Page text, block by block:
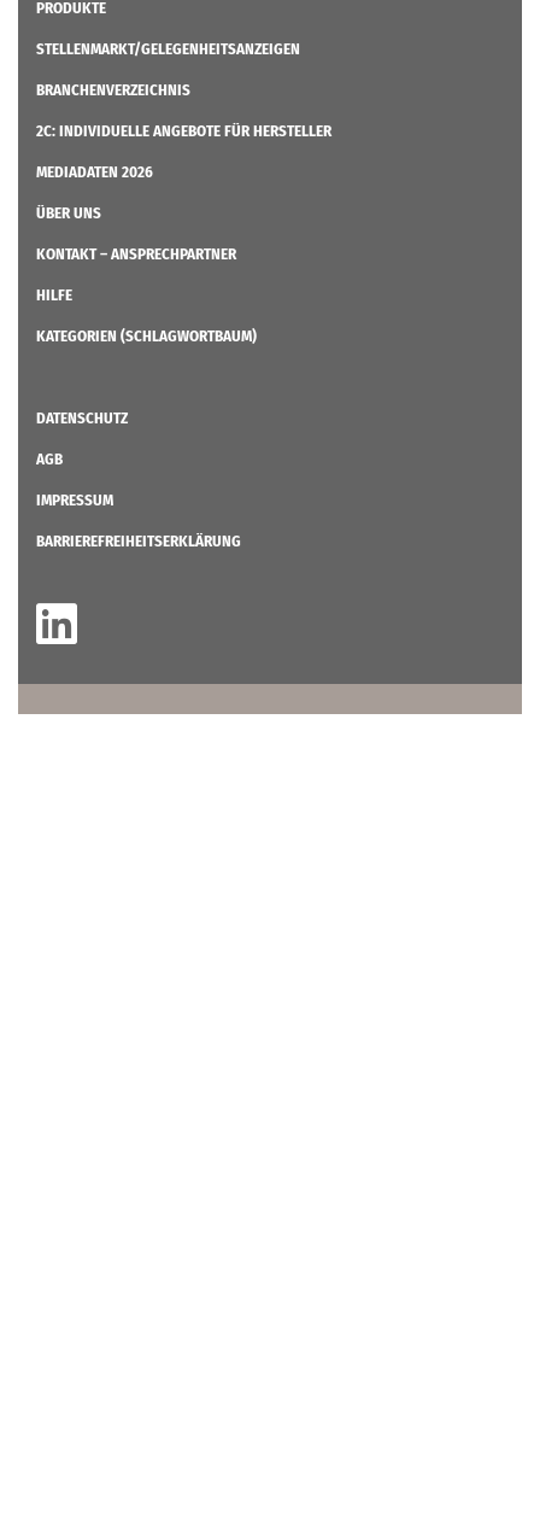
PRODUKTE
STELLENMARKT/GELEGENHEITSANZEIGEN
BRANCHENVERZEICHNIS
2C: INDIVIDUELLE ANGEBOTE FÜR HERSTELLER
MEDIADATEN 2026
ÜBER UNS
KONTAKT – ANSPRECHPARTNER
HILFE
KATEGORIEN (SCHLAGWORTBAUM)
DATENSCHUTZ
AGB
IMPRESSUM
BARRIEREFREIHEITSERKLÄRUNG